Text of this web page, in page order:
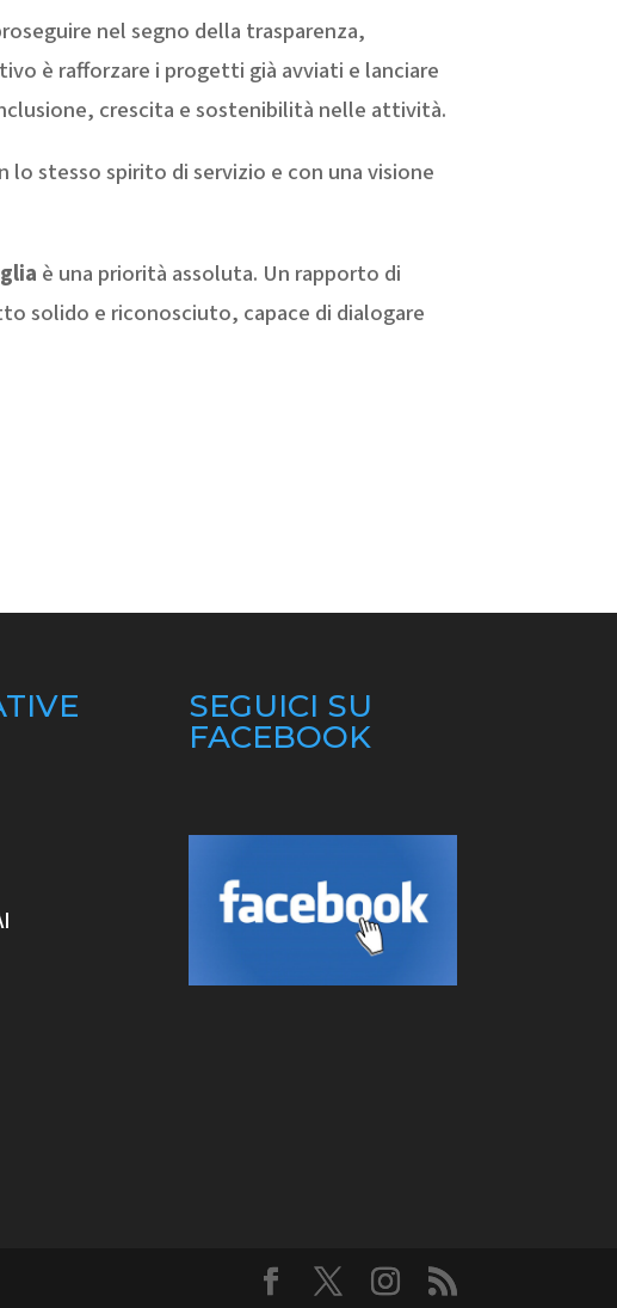
nel segno della trasparenza,
è rafforzare i progetti già avviati e lanciare
crescita e sostenibilità nelle attività.
stesso spirito di servizio e con una visione
è una priorità assoluta. Un rapporto di
solido e riconosciuto, capace di dialogare
SEGUICI SU
FACEBOOK